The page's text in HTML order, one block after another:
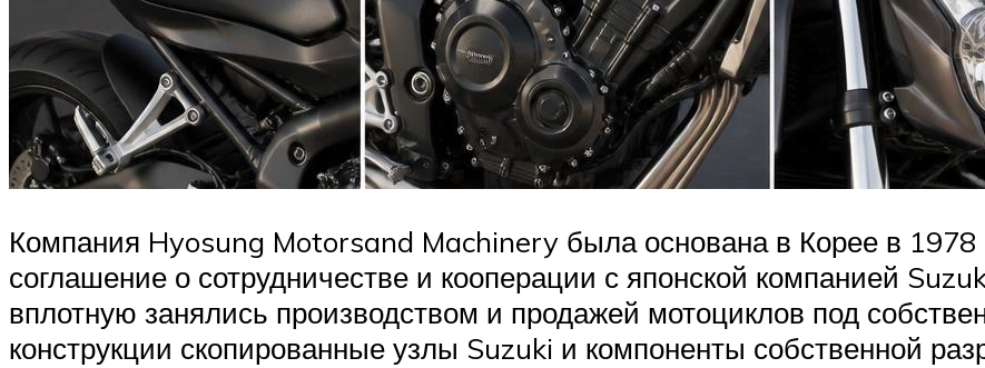
Компания Hyosung Motorsand Machinery была основана в Корее в 1978
соглашение о сотрудничестве и кооперации с японской компанией
вплотную занялись производством и продажей мотоциклов под
конструкции скопированные узлы Suzuki и компоненты собственной